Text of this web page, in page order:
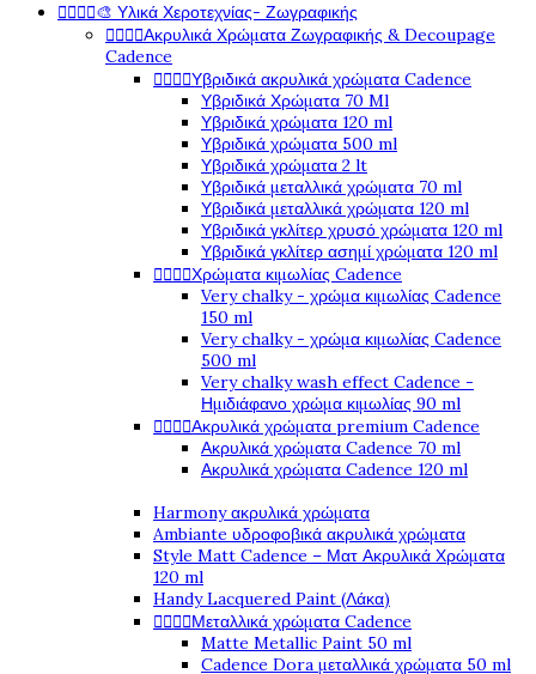
🎨 Υλικά Χεροτεχνίας- Ζωγραφικής
Ακρυλικά Χρώματα Ζωγραφικής & Decoupage
Cadence
Υβριδικά ακρυλικά χρώματα Cadence
Υβριδικά Χρώματα 70 Ml
Υβριδικά χρώματα 120 ml
Υβριδικά χρώματα 500 ml
Υβριδικά χρώματα 2 lt
Υβριδικά μεταλλικά χρώματα 70 ml
Υβριδικά μεταλλικά χρώματα 120 ml
Υβριδικά γκλίτερ χρυσό χρώματα 120 ml
Υβριδικά γκλίτερ ασημί χρώματα 120 ml
Χρώματα κιμωλίας Cadence
Very chalky - χρώμα κιμωλίας Cadence
150 ml
Very chalky - χρώμα κιμωλίας Cadence
500 ml
Very chalky wash effect Cadence -
Ημιδιάφανο χρώμα κιμωλίας 90 ml
Ακρυλικά χρώματα premium Cadence
Ακρυλικά χρώματα Cadence 70 ml
Ακρυλικά χρώματα Cadence 120 ml
Harmony ακρυλικά χρώματα
Ambiante υδροφοβικά ακρυλικά χρώματα
Style Matt Cadence – Ματ Ακρυλικά Χρώματα
120 ml
Handy Lacquered Paint (Λάκα)
Μεταλλικά χρώματα Cadence
Matte Metallic Paint 50 ml
Cadence Dora μεταλλικά χρώματα 50 ml